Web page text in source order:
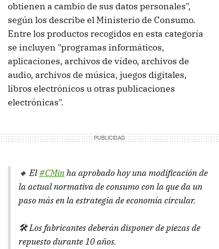
obtienen a cambio de sus datos personales",
según los describe el Ministerio de Consumo.
Entre los productos recogidos en esta categoría
se incluyen "programas informáticos,
aplicaciones, archivos de vídeo, archivos de
audio, archivos de música, juegos digitales,
libros electrónicos u otras publicaciones
electrónicas".
🔸 El#CMinha aprobado hoy una modificación de
la actual normativa de consumo con la que da un
paso más en la estrategia de economía circular.
🛠 Los fabricantes deberán disponer de piezas de
repuesto durante 10 años.